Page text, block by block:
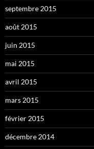
septembre 2015
août 2015
juin 2015
mai 2015
avril 2015
mars 2015
février 2015
décembre 2014